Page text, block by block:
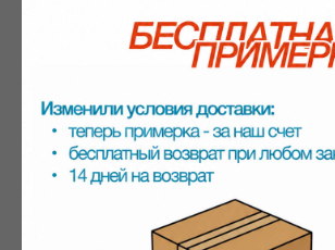
Смотрите также